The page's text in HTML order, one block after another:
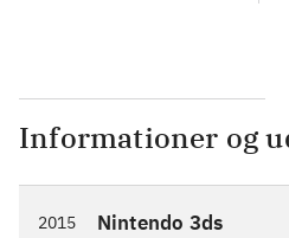
Informationer og
2015 Nintendo 3ds